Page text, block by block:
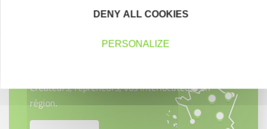
Créateurs, repreneurs, vos interlocuteurs en
région.
DENY ALL COOKIES
PERSONALIZE